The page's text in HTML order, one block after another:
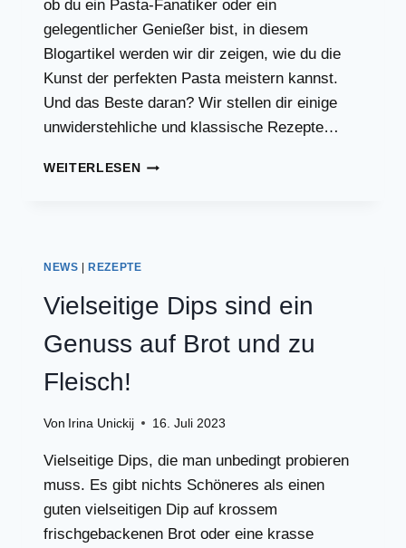
ob du ein Pasta-Fanatiker oder ein
gelegentlicher Genießer bist, in diesem
Blogartikel werden wir dir zeigen, wie du die
Kunst der perfekten Pasta meistern kannst.
Und das Beste daran? Wir stellen dir einige
unwiderstehliche und klassische Rezepte…
WEITERLESENWIE
NEWS REZEPTE
Vielseitige Dips sind ein
Genuss auf Brot und zu
Fleisch!
Von Irina Unickij 16. Juli 2023
Vielseitige Dips, die man unbedingt probieren
muss. Es gibt nichts Schöneres als einen
guten vielseitigen Dip auf krossem
frischgebackenen Brot oder eine krasse